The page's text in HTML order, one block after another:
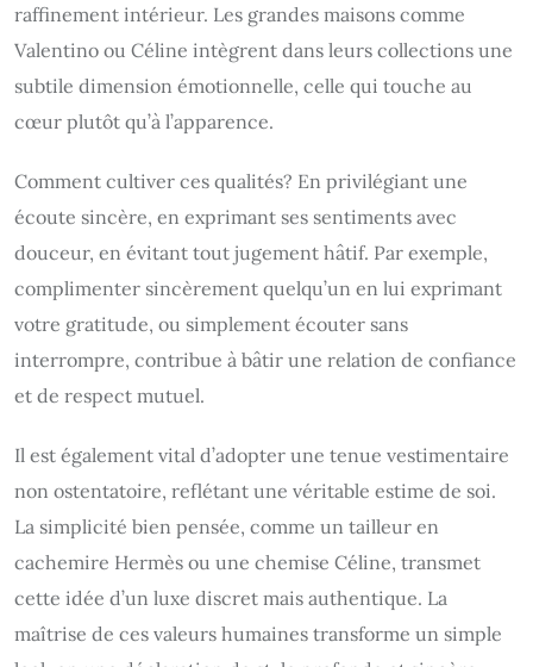
raffinement intérieur. Les grandes maisons comme
Valentino ou Céline intègrent dans leurs collections une
subtile dimension émotionnelle, celle qui touche au
cœur plutôt qu’à l’apparence.
Comment cultiver ces qualités? En privilégiant une
écoute sincère, en exprimant ses sentiments avec
douceur, en évitant tout jugement hâtif. Par exemple,
complimenter sincèrement quelqu’un en lui exprimant
votre gratitude, ou simplement écouter sans
interrompre, contribue à bâtir une relation de confiance
et de respect mutuel.
Il est également vital d’adopter une tenue vestimentaire
non ostentatoire, reflétant une véritable estime de soi.
La simplicité bien pensée, comme un tailleur en
cachemire Hermès ou une chemise Céline, transmet
cette idée d’un luxe discret mais authentique. La
maîtrise de ces valeurs humaines transforme un simple